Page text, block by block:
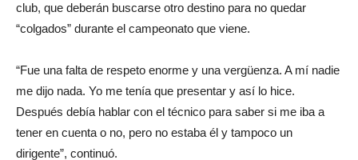
club, que deberán buscarse otro destino para no quedar
“colgados” durante el campeonato que viene.
“Fue una falta de respeto enorme y una vergüenza. A mí nadie
me dijo nada. Yo me tenía que presentar y así lo hice.
Después debía hablar con el técnico para saber si me iba a
tener en cuenta o no, pero no estaba él y tampoco un
dirigente”, continuó.